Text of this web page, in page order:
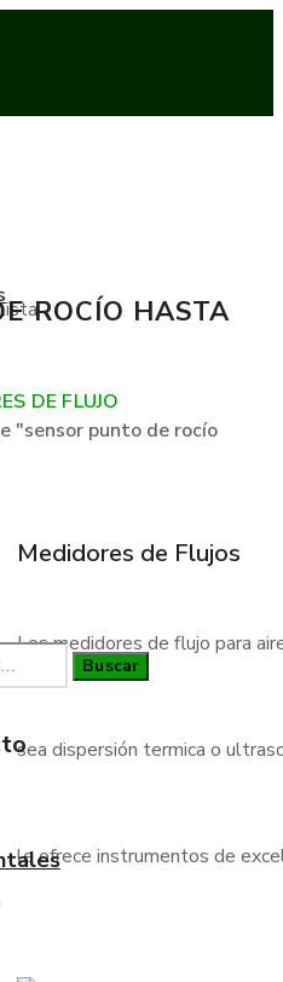
DE FLUJO
Medidores de Flujos
Los medidores de flujo para
sea dispersión termica o
le ofrece instrumentos de
ROCÍO HASTA
"sensor punto de rocío
Buscar